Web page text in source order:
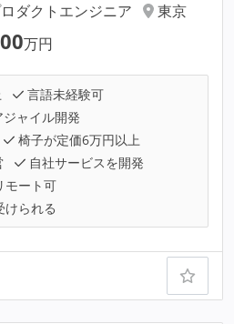
ダクトエンジニア
東京
万円
言語未経験可
ジャイル開発
椅子が定価6万円以上
自社サービスを開発
モート可
けられる